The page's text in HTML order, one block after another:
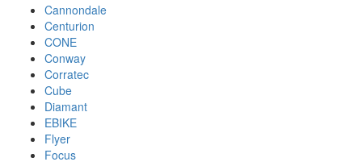
Cannondale
Centurion
CONE
Conway
Corratec
Cube
Diamant
EBIKE
Flyer
Focus